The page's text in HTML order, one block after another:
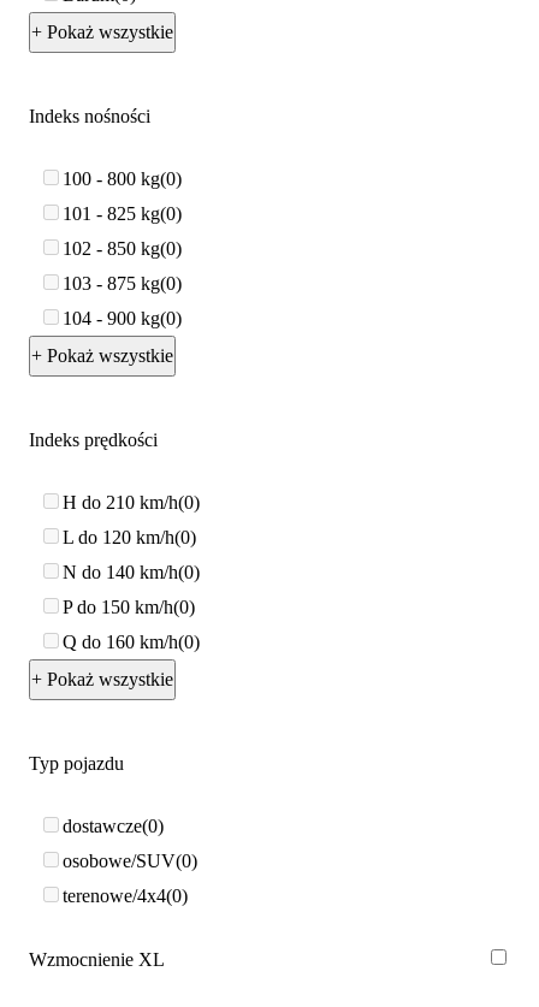
+ Pokaż wszystkie
Indeks nośności
100 - 800 kg 0
101 - 825 kg 0
102 - 850 kg 0
103 - 875 kg 0
104 - 900 kg 0
+ Pokaż wszystkie
Indeks prędkości
H do 210 km/h 0
L do 120 km/h 0
N do 140 km/h 0
P do 150 km/h 0
Q do 160 km/h 0
+ Pokaż wszystkie
Typ pojazdu
dostawcze 0
osobowe/SUV 0
terenowe/4x4 0
Wzmocnienie XL